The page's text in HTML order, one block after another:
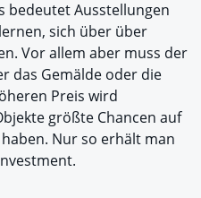
bedeutet Ausstellungen
sich über über
Vor allem aber muss der
das Gemälde oder die
Preis wird
größte Chancen auf
Nur so erhält man